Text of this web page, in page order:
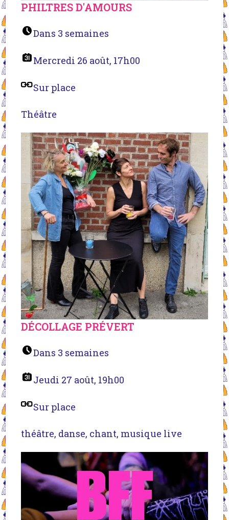
PHILTRES D'AMOURS
Dans 3 semaines
Mercredi 26 août, 17h00
Sur place
Théâtre
DÉCOLLAGE PRÉVERT
Dans 3 semaines
Jeudi 27 août, 19h00
Sur place
théâtre, danse, chant, musique live